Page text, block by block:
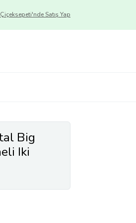
Çiçeksepeti'nde Satış Yap
Big
Iki